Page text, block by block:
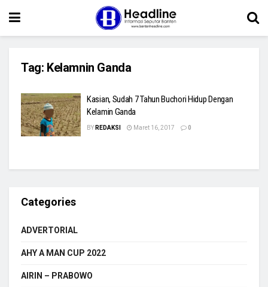
Tag: Kelamnin Ganda
Kasian, Sudah 7 Tahun Buchori Hidup Dengan
Kelamin Ganda
BY REDAKSI Maret 16, 2017 0
Categories
ADVERTORIAL
AHY A MAN CUP 2022
AIRIN – PRABOWO